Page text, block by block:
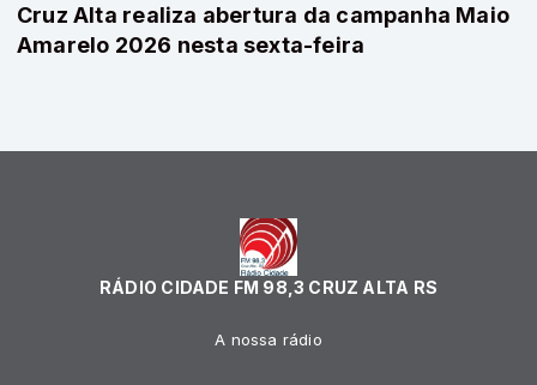
Cruz Alta realiza abertura da campanha Maio
Amarelo 2026 nesta sexta-feira
RÁDIO CIDADE FM 98,3 CRUZ ALTA RS
A nossa rádio